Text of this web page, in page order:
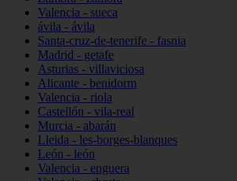
Valencia - sueca
ávila - ávila
Santa-cruz-de-tenerife - fasnia
Madrid - getafe
Asturias - villaviciosa
Alicante - benidorm
Valencia - riola
Castellón - vila-real
Murcia - abarán
Lleida - les-borges-blanques
León - león
Valencia - enguera